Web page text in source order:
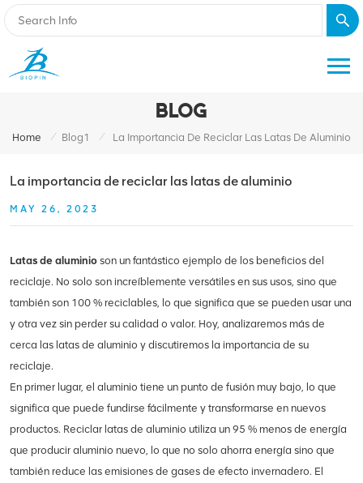
BLOG
Home / Blog1 / La Importancia De Reciclar Las Latas De Aluminio
La importancia de reciclar las latas de aluminio
MAY 26, 2023
Latas de aluminio son un fantástico ejemplo de los beneficios del
reciclaje. No solo son increíblemente versátiles en sus usos, sino que
también son 100 % reciclables, lo que significa que se pueden usar una
y otra vez sin perder su calidad o valor. Hoy, analizaremos más de
cerca las latas de aluminio y discutiremos la importancia de su
reciclaje.
En primer lugar, el aluminio tiene un punto de fusión muy bajo, lo que
significa que puede fundirse fácilmente y transformarse en nuevos
productos. Reciclar latas de aluminio utiliza un 95 % menos de energía
que producir aluminio nuevo, lo que no solo ahorra energía sino que
también reduce las emisiones de gases de efecto invernadero. El